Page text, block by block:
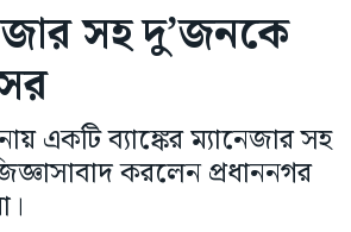
সহ দু’জনকে
একটি ব্যাঙ্কের ম্যানেজার সহ
করলেন প্রধাননগর